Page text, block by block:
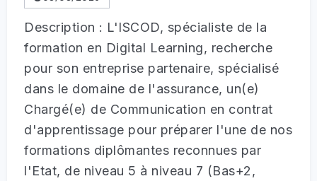
Description : L'ISCOD, spécialiste de la
formation en Digital Learning, recherche
pour son entreprise partenaire, spécialisé
dans le domaine de l'assurance, un(e)
Chargé(e) de Communication en contrat
d'apprentissage pour préparer l'une de nos
formations diplômantes reconnues par
l'Etat, de niveau 5 à niveau 7 (Bas+2,